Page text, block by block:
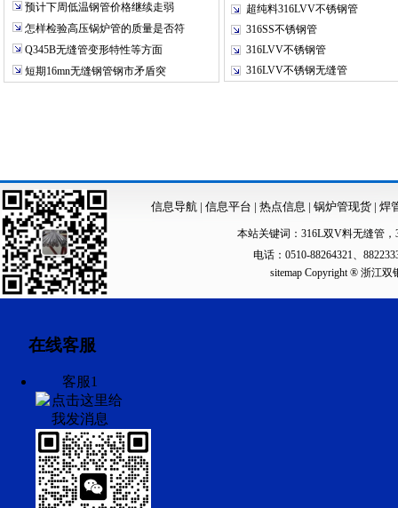
预计下周低温钢管价格继续走弱
怎样检验高压锅炉管的质量是否符
Q345B无缝管变形特性等方面
短期16mn无缝钢管钢市矛盾突
超纯料316LVV不锈钢管
316SS不锈钢管
316LVV不锈钢管
316LVV不锈钢无缝管
信息导航| 信息平台 | 热点信息 | 锅炉管现货 | 焊
本站关键词： 316L双V料无缝管 ，
电话：0510-88264321、
sitemapCopyright ® 浙江双
在线客服
客服1